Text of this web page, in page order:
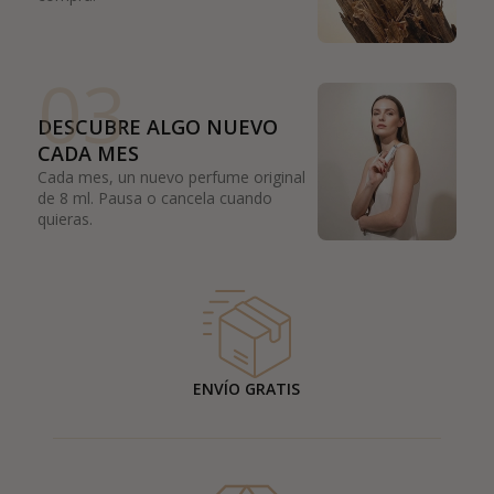
03
DESCUBRE ALGO NUEVO
CADA MES
Cada mes, un nuevo perfume original
de 8 ml. Pausa o cancela cuando
quieras.
ENVÍO GRATIS